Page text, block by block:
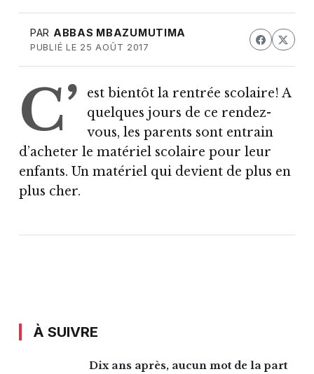
PAR ABBAS MBAZUMUTIMA
PUBLIÉ LE 25 AOÛT 2017
C’
est bientôt la rentrée scolaire! A
quelques jours de ce rendez-
vous, les parents sont entrain
d’acheter le matériel scolaire pour leur
enfants. Un matériel qui devient de plus en
plus cher.
À SUIVRE
Dix ans après, aucun mot de la part